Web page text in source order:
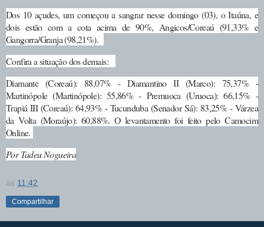
Dos 10 açudes, um começou a sangrar nesse domingo (03), o Itaúna, e
dois estão com a cota acima de 90%, Angicos/Coreaú (91,33% e
Gangorra/Granja (98,21%).
Confira a situação dos demais:
Diamante (Coreaú): 88,07% - Diamantino II (Marco): 75,37% -
Martinópole (Martinópole): 55,86% - Premuoca (Uruoca): 66,15% -
Trapiá III (Coreaú): 64,93% - Tucunduba (Senador Sá): 83,25% - Várzea
da Volta (Moraújo): 60,88%. O levantamento foi feito pelo Camocim
Online.
Por Tadeu Nogueira
às 11:42
Compartilhar